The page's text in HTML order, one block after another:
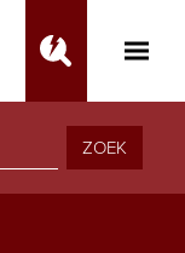
Toggle
ZOEK